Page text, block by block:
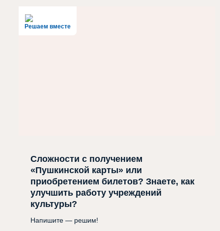
Решаем вместе
Сложности с получением
«Пушкинской карты» или
приобретением билетов? Знаете, как
улучшить работу учреждений
культуры?
Напишите — решим!